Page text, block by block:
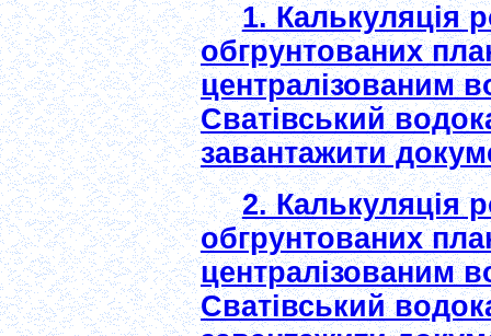
1. Калькуляція
обгрунтованих
централізованим
Сватівський
завантажити
2. Калькуляція
обгрунтованих
централізованим
Сватівський